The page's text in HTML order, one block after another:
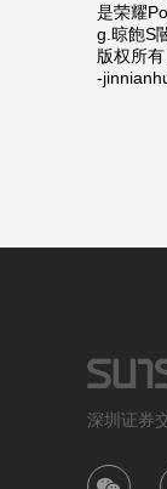
是荣耀
g.晾飽S
版权所
-
深圳证券